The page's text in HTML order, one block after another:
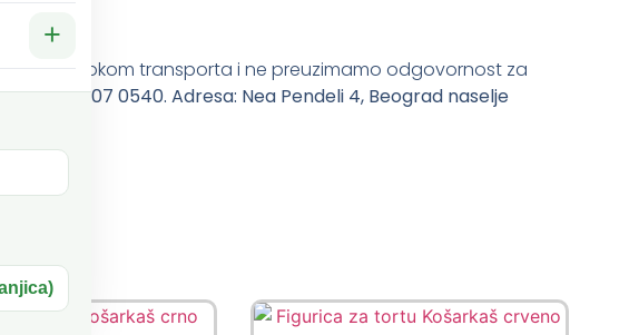
+
tokom transporta i ne preuzimamo odgovornost za
069 407 0540. Adresa: Nea Pendeli 4, Beograd naselje